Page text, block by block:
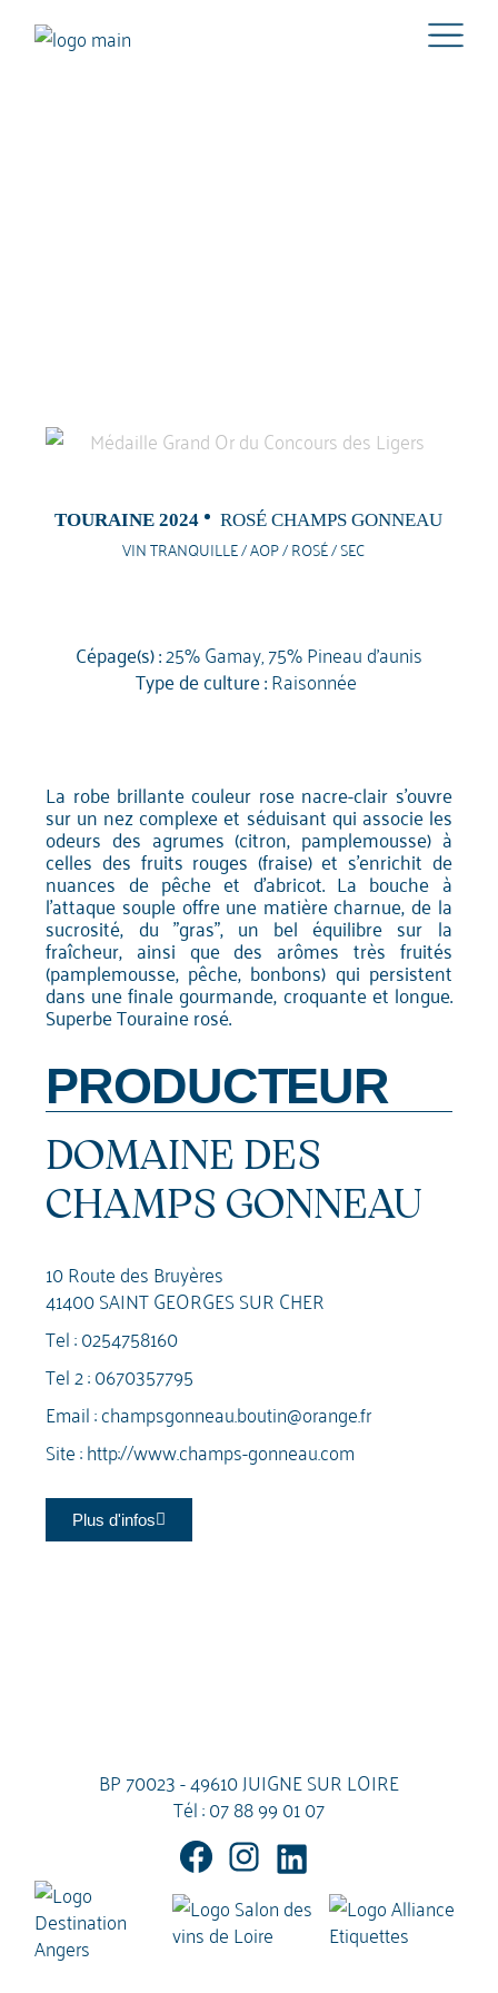
TOURAINE 2024 ROSÉ CHAMPS GONNEAU
VIN TRANQUILLE / AOP / ROSÉ / SEC
Cépage(s) :25% Gamay, 75% Pineau d'aunis
Type de culture :Raisonnée
La robe brillante couleur rose nacre-clair s'ouvre
sur un nez complexe et séduisant qui associe les
odeurs des agrumes (citron, pamplemousse) à
celles des fruits rouges (fraise) et s'enrichit de
nuances de pêche et d'abricot. La bouche à
l'attaque souple offre une matière charnue, de la
sucrosité, du "gras", un bel équilibre sur la
fraîcheur, ainsi que des arômes très fruités
(pamplemousse, pêche, bonbons) qui persistent
dans une finale gourmande, croquante et longue.
Superbe Touraine rosé.
PRODUCTEUR
DOMAINE DES
CHAMPS GONNEAU
10 Route des Bruyères
41400 SAINT GEORGES SUR CHER
Tel :0254758160
Tel 2 :0670357795
Email :champsgonneau.boutin@orange.fr
Site :http://www.champs-gonneau.com
Plus d'infos
BP 70023 - 49610 JUIGNE SUR LOIRE
Tél :07 88 99 01 07